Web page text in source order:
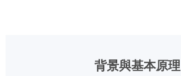
背景與基本原理